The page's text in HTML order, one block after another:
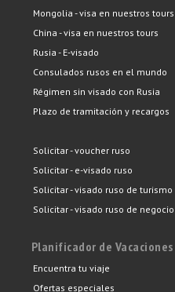
Mongolia - visa en nuestros tours
China - visa en nuestros tours
Rusia - E-visado
Consulados rusos en el mundo
Régimen sin visado con Rusia
Plazo de tramitación y recargos
Solicitar - voucher ruso
Solicitar - e-visado ruso
Solicitar - visado ruso de turismo
Solicitar - visado ruso de negocio
Planificador de Vacaciones
Encuentra tu viaje
Ofertas especiales